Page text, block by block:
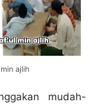
ajlih
mudah-